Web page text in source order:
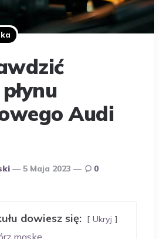
Audi
5 Maja 2023 0
dowiesz się: Ukryj
maskę